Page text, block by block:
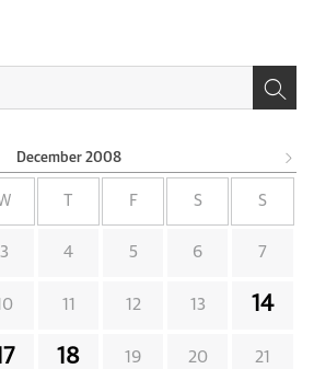
December 2008
F S S
3 4 5 6 7
11 12 13 14
18 19 20 21